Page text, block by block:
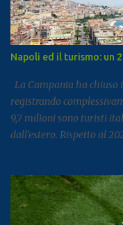
Napoli ed il turismo: un
La Campania ha
registrando
9,7 milioni sono turisti
dall’estero. Rispetto al
dedicato al turismo,
di ritardo ma utile per
comparto nella regione.